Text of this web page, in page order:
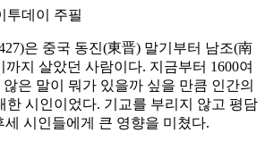
투데이 주필
은 중국 동진(東晋) 말기부터 남조(南
지 살았던 사람이다. 지금부터 1600여
은 말이 뭐가 있을까 싶을 만큼 인간의
한 시인이었다. 기교를 부리지 않고 평담
시인들에게 큰 영향을 미쳤다.